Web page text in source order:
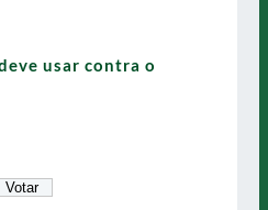
usar contra o